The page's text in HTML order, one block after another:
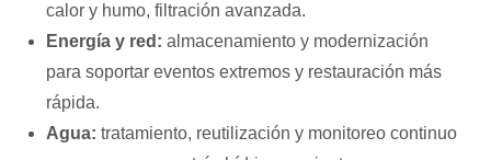
calor y humo, filtración avanzada.
Energía y red: almacenamiento y modernización
para soportar eventos extremos y restauración más
rápida.
Agua: tratamiento, reutilización y monitoreo continuo